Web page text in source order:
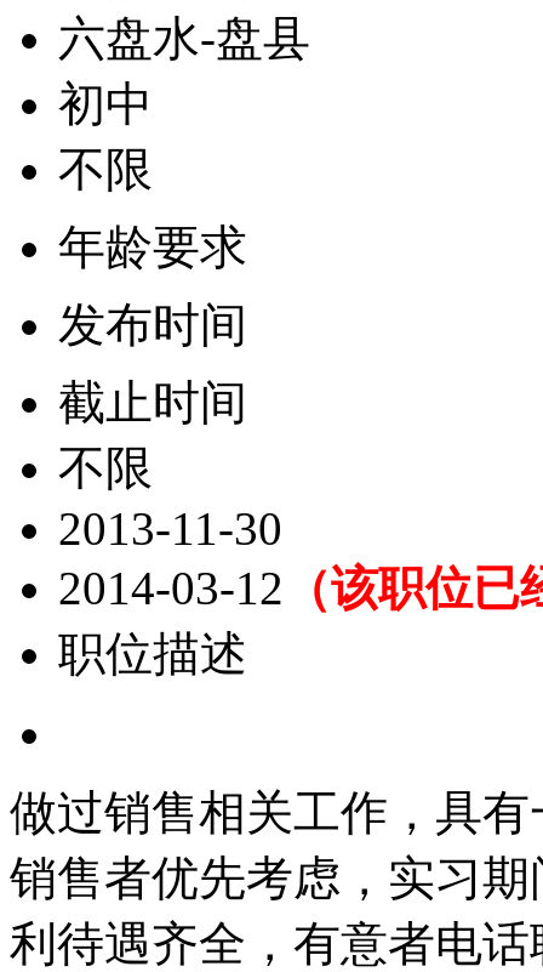
六盘水-盘县
初中
不限
年龄要求
发布时间
截止时间
不限
2013-11-30
2014-03-12 （该职位
职位描述
做过销售相关工作，具
销售者优先考虑，实习
利待遇齐全，有意者电